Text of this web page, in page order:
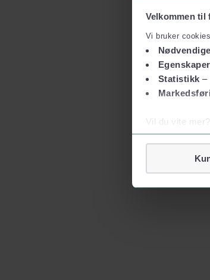
Velkommen til
Vi bruker
Nødvendige
Egenskaper
Statistikk –
Vil du vite mer?
Om